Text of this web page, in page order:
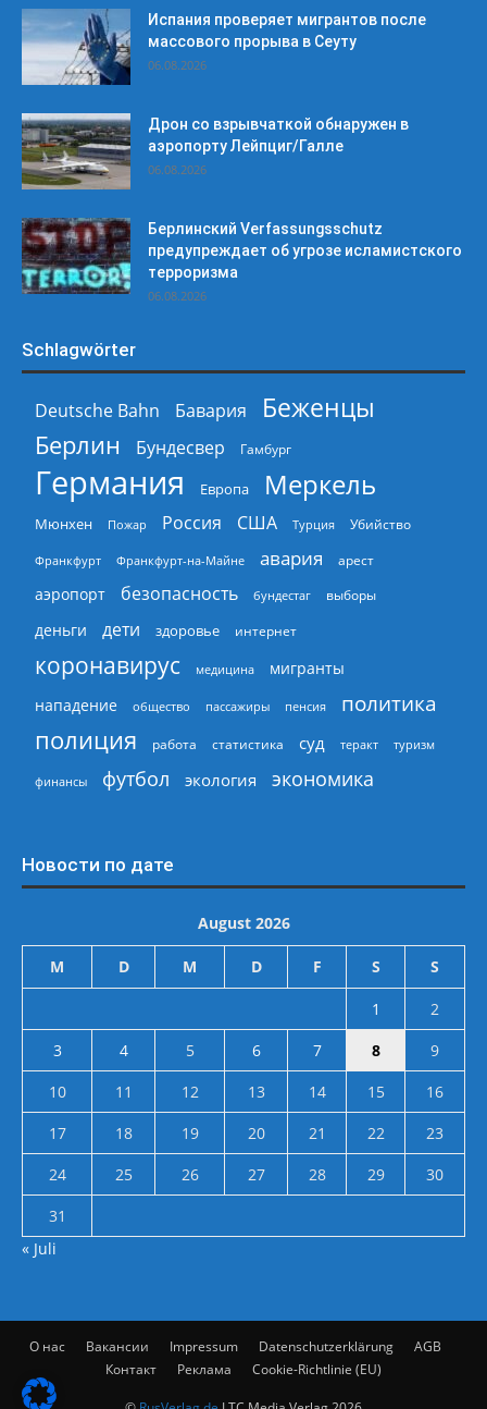
Испания проверяет мигрантов после
массового прорыва в Сеуту
06.08.2026
Дрон со взрывчаткой обнаружен в
аэропорту Лейпциг/Галле
06.08.2026
Берлинский Verfassungsschutz
предупреждает об угрозе исламистского
терроризма
06.08.2026
Schlagwörter
Deutsche Bahn Бавария
Беженцы
Берлин
Бундесвер Гамбург
Германия Европа Меркель
Мюнхен Пожар Россия США Турция Убийство
Франкфурт Франкфурт-на-Майне авария арест
аэропорт безопасность бундестаг выборы
деньги дети здоровье интернет
коронавирус медицина
мигранты
нападение
общество пассажиры пенсия политика
полиция работа статистика суд теракт туризм
финансы футбол экология экономика
Новости по дате
August 2026
M D M D F S S
1
2
3
4 5 6 7 8
9
10
11 12 13 14 15
16
17
18 19 20 21 22
23
24
25 26 27 28 29
30
31
« Juli
О нас Вакансии Impressum Datenschutzerklärung
AGB
Контакт
Реклама Cookie-Richtlinie (EU)